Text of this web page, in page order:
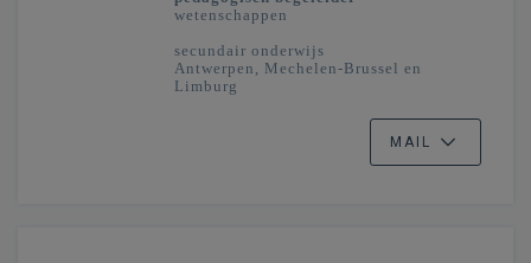
wetenschappen
secundair onderwijs
Antwerpen, Mechelen-Brussel en
Limburg
MAIL